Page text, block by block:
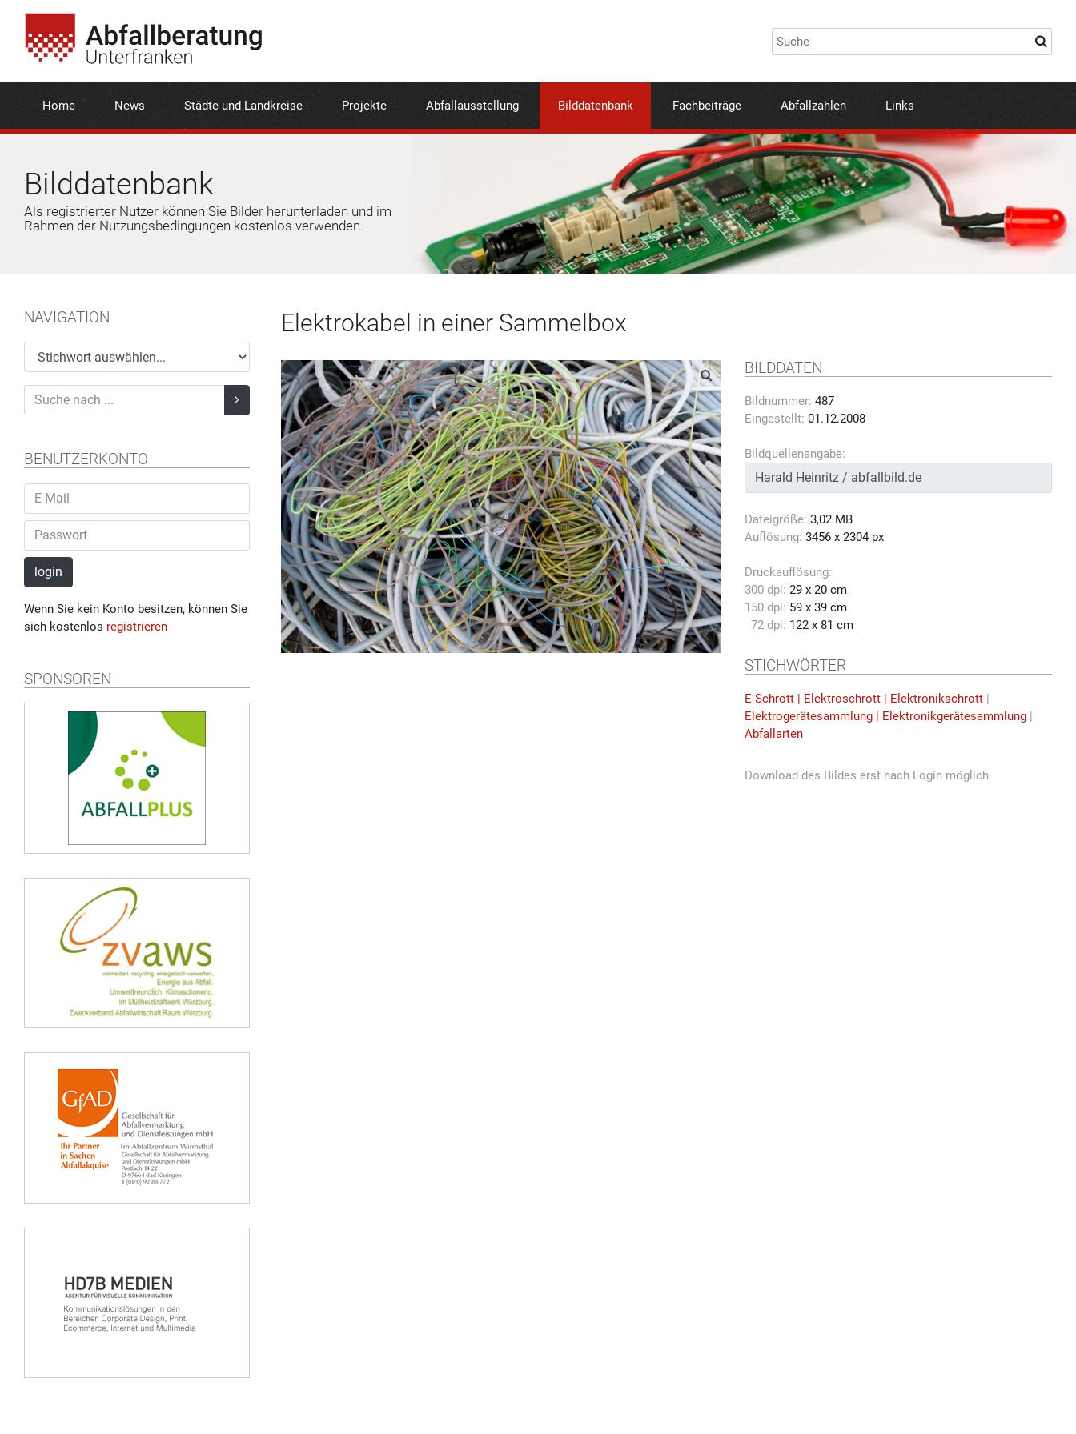
Home News Städte und Landkreise Projekte Abfallausstellung Bilddatenbank Fachbeiträge Abfallzahlen Links
Bilddatenbank
Als registrierter Nutzer können Sie Bilder herunterladen und im
Rahmen der Nutzungsbedingungen kostenlos verwenden.
NAVIGATION
BENUTZERKONTO
login
Wenn Sie kein Konto besitzen, können Sie
sich kostenlos registrieren
SPONSOREN
Elektrokabel in einer Sammelbox
BILDDATEN
Bildnummer: 487
Eingestellt: 01.12.2008
Bildquellenangabe:
Dateigröße: 3,02 MB
Auflösung: 3456 x 2304 px
Druckauflösung:
300 dpi: 29 x 20 cm
150 dpi: 59 x 39 cm
72 dpi: 122 x 81 cm
STICHWÖRTER
E-Schrott | Elektroschrott | Elektronikschrott |
Elektrogerätesammlung | Elektronikgerätesammlung |
Abfallarten
Download des Bildes erst nach Login möglich.